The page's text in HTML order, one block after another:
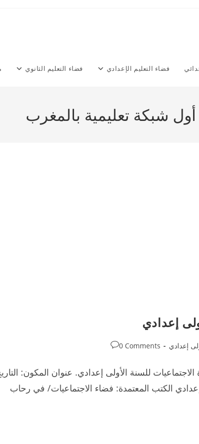
فضاء التعليم الإعدادي فضاء التعليم الثانوي
أول شبكة تعليمية بالمغرب
إعدادي
إعدادي
Post
0 Comments
للسنة الأولى إعدادي. عنوان المكون:
الكتب المعتمدة: فضاء الاجتماعيات/ في رحاب